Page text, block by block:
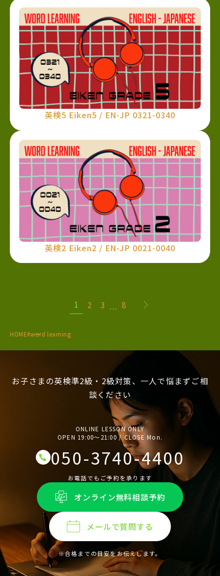
英検5 Eiken5 / EN-JP 0321-0340
英検2 Eiken2 / EN-JP 0021-0040
1 2 3 ... 8
HOME#word learning
お子さまの英検準2級・2級対策、一人で悩まずご相
談ください
ONLINE LESSON ONLY
OPEN 19:00〜21:00 / CLOSE Mon.
050-3740-4400
お電話でもご予約を承ります
オンライン無料相談予約
メールで質問する
※合格までの目安をお伝えします。